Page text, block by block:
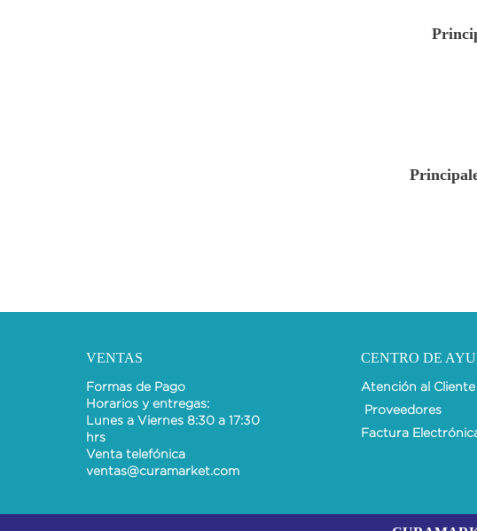
VENTAS
Formas de Pago
Horarios y entregas:
Lunes a Viernes 8:30 a 17:30
hrs
Venta telefónica
ventas@curamarket.com
CENTRO DE
Atención al Cliente
Proveedores
Factura